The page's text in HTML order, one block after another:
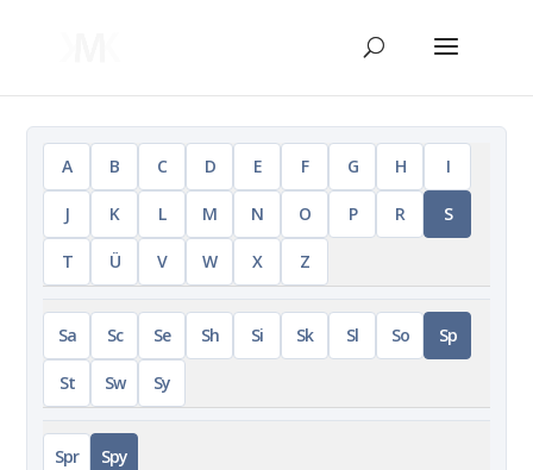
A B C D E F G H I
J K L M N O P R S
T Ü V W X Z
Sa Sc Se Sh Si Sk Sl So Sp
St Sw Sy
Spr Spy